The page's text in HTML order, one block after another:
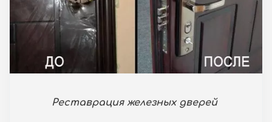
Реставрация железных дверей